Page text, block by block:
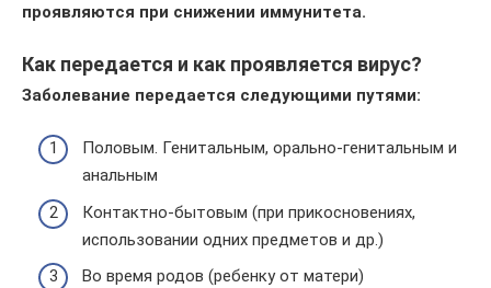
проявляются при снижении иммунитета.
Как передается и как проявляется вирус?
Заболевание передается следующими путями:
Половым. Генитальным, орально‑генитальным и
анальным
Контактно‑бытовым (при прикосновениях,
использовании одних предметов и др.)
Во время родов (ребенку от матери)